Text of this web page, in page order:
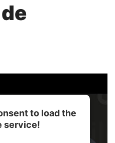
to load the
service!